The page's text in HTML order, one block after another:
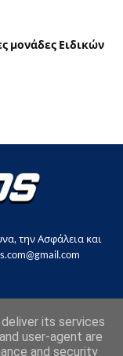
μονάδες Ειδικών
την Ασφάλεια και
its services
user-agent are
and security